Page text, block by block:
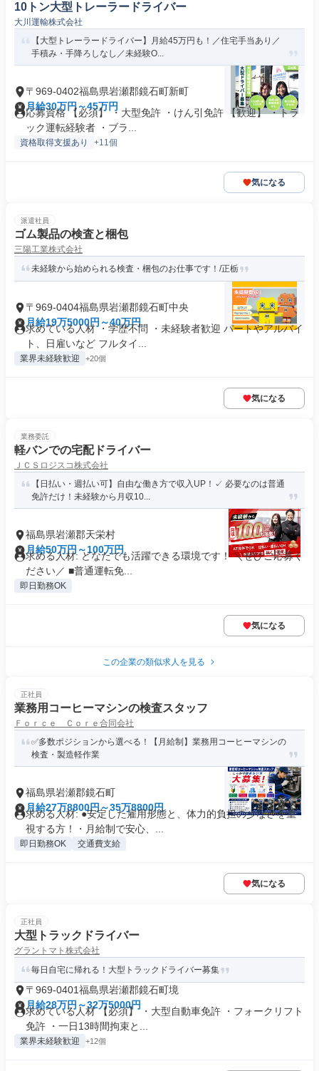
10トン大型トレーラードライバー
大川運輸株式会社
【大型トレーラードライバー】月給45万円も！／住宅手当あり／
手積み・手降ろしなし／未経験O...
〒969-0402福島県岩瀬郡鏡石町新町
月給30万円～45万円
応募資格 【必須】 ・大型免許 ・けん引免許 【歓迎】 ・トラ
ック運転経験者 ・ブラ...
資格取得支援あり +11個
気になる
派遣社員
ゴム製品の検査と梱包
三陽工業株式会社
未経験から始められる検査・梱包のお仕事です！/正栃
〒969-0404福島県岩瀬郡鏡石町中央
月給19万5000円～40万円
求めている人材 ・学歴不問 ・未経験者歓迎 パートやアルバイ
ト、日雇いなど フルタイ...
業界未経験歓迎 +20個
気になる
業務委託
軽バンでの宅配ドライバー
ＪＣＳロジスコ株式会社
【日払い・週払い可】自由な働き方で収入UP！✓ 必要なのは普通
免許だけ！未経験から月収10...
福島県岩瀬郡天栄村
月給50万円～100万円
求める人材: どなたでも活躍できる環境です！ ＼ぜひご応募く
ださい／ ■普通運転免...
即日勤務OK
気になる
この企業の類似求人を見る
正社員
業務用コーヒーマシンの検査スタッフ
Ｆｏｒｃｅ Ｃｏｒｅ合同会社
✅多数ポジションから選べる！【月給制】業務用コーヒーマシンの
検査・製造軽作業
福島県岩瀬郡鏡石町
月給27万8800円～35万8800円
求める人材: ●安定した雇用形態と、体力的負担の少なさを重
視する方！・月給制で安心、...
即日勤務OK 交通費支給
気になる
正社員
大型トラックドライバー
グラントマト株式会社
毎日自宅に帰れる！大型トラックドライバー募集
〒969-0401福島県岩瀬郡鏡石町境
月給28万円～32万5000円
求めている人材 【必須】 ・大型自動車免許 ・フォークリフト
免許 ・一日13時間拘束と...
業界未経験歓迎 +12個